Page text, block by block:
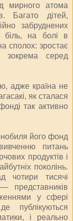
мирного атома
Багато дітей,
забруднених
біль, на болі в
сполох: зростає
зокрема серед
адже країна не
як сталася
так активно
його фонд
питань
продуктів і
поколінь.
чотири тисячі
представників
у сфері
публікуються
і реально